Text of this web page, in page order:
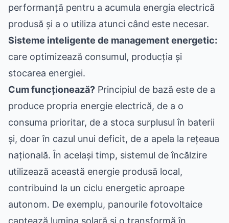
performanță pentru a acumula energia electrică
produsă și a o utiliza atunci când este necesar.
Sisteme inteligente de management energetic:
care optimizează consumul, producția și
stocarea energiei.
Cum funcționează? Principiul de bază este de a
produce propria energie electrică, de a o
consuma prioritar, de a stoca surplusul în baterii
și, doar în cazul unui deficit, de a apela la rețeaua
națională. În același timp, sistemul de încălzire
utilizează această energie produsă local,
contribuind la un ciclu energetic aproape
autonom. De exemplu, panourile fotovoltaice
captează lumina solară și o transformă în